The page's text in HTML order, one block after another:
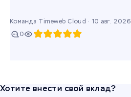
Команда Timeweb Cloud · 10 авг. 2026
0
Хотите внести свой вклад?